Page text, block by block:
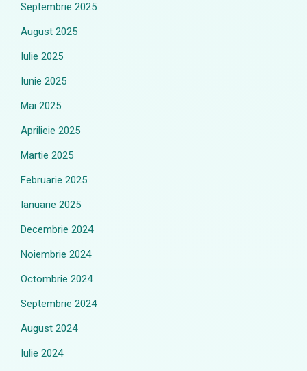
Septembrie 2025
August 2025
Iulie 2025
Iunie 2025
Mai 2025
Aprilieie 2025
Martie 2025
Februarie 2025
Ianuarie 2025
Decembrie 2024
Noiembrie 2024
Octombrie 2024
Septembrie 2024
August 2024
Iulie 2024